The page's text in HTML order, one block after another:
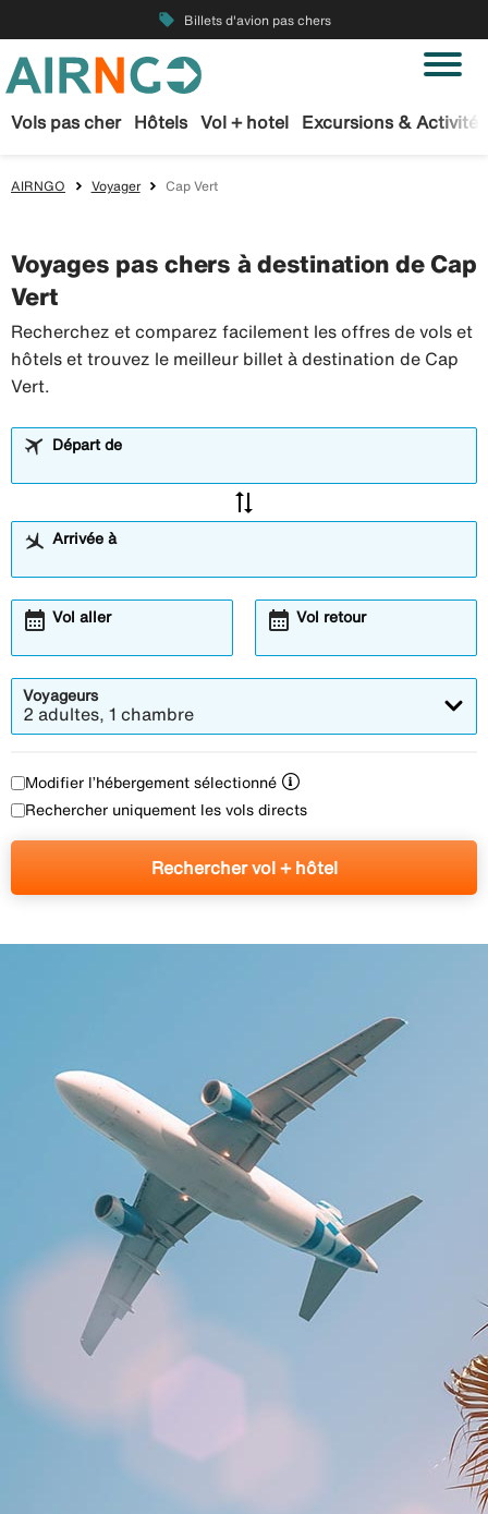
local_offer Billets d'avion pas chers
Vols pas cher Hôtels Vol + hotel Excursions & Activités
AIRNGO Voyager Cap Vert
Voyages pas chers à destination de Cap
Vert
Recherchez et comparez facilement les offres de vols et
hôtels et trouvez le meilleur billet à destination de Cap
Vert.
Départ de
sync_alt
Arrivée à
Vol aller
calendar_month Vol retour
calendar_month
Voyageurs
2 adultes, 1 chambre
Modifier l’hébergement sélectionné
Rechercher uniquement les vols directs
Rechercher vol + hôtel